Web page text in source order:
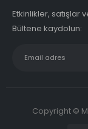
Etkinlikler, satışlar
Bültene kaydolun:
Copyright ©